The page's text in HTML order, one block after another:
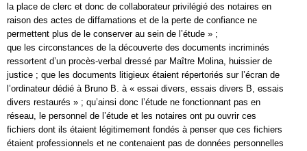
la place de clerc et donc de collaborateur privilégié des notaires en
raison des actes de diffamations et de la perte de confiance ne
permettent plus de le conserver au sein de l’étude » ;
que les circonstances de la découverte des documents incriminés
ressortent d’un procès-verbal dressé par Maître Molina, huissier de
justice ; que les documents litigieux étaient répertoriés sur l’écran de
l’ordinateur dédié à Bruno B. à « essai divers, essais divers B, essais
divers restaurés » ; qu’ainsi donc l’étude ne fonctionnant pas en
réseau, le personnel de l’étude et les notaires ont pu ouvrir ces
fichiers dont ils étaient légitimement fondés à penser que ces fichiers
étaient professionnels et ne contenaient pas de données personnelles